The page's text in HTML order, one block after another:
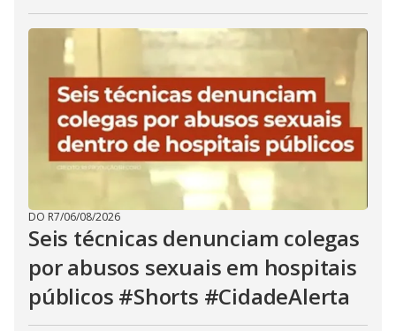
DO R7/06/08/2026
Seis técnicas denunciam colegas
por abusos sexuais em hospitais
públicos #Shorts #CidadeAlerta